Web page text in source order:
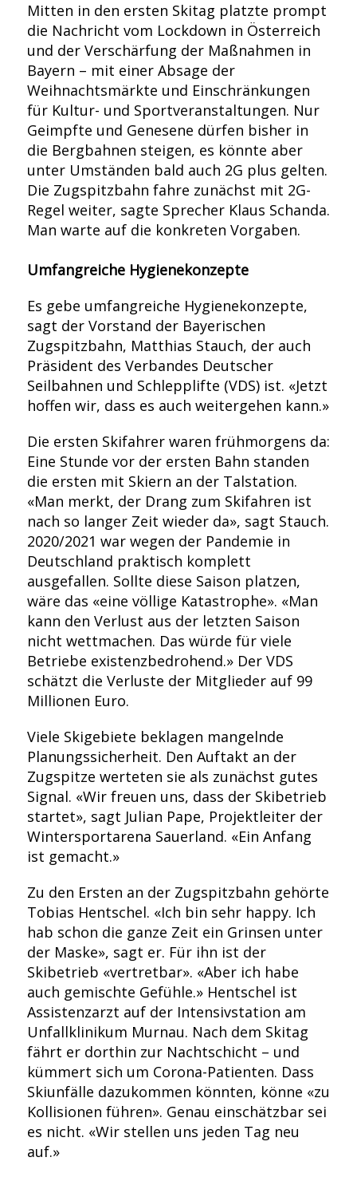
Mitten in den ersten Skitag platzte prompt
die Nachricht vom Lockdown in Österreich
und der Verschärfung der Maßnahmen in
Bayern – mit einer Absage der
Weihnachtsmärkte und Einschränkungen
für Kultur- und Sportveranstaltungen. Nur
Geimpfte und Genesene dürfen bisher in
die Bergbahnen steigen, es könnte aber
unter Umständen bald auch 2G plus gelten.
Die Zugspitzbahn fahre zunächst mit 2G-
Regel weiter, sagte Sprecher Klaus Schanda.
Man warte auf die konkreten Vorgaben.
Umfangreiche Hygienekonzepte
Es gebe umfangreiche Hygienekonzepte,
sagt der Vorstand der Bayerischen
Zugspitzbahn, Matthias Stauch, der auch
Präsident des Verbandes Deutscher
Seilbahnen und Schlepplifte (VDS) ist. «Jetzt
hoffen wir, dass es auch weitergehen kann.»
Die ersten Skifahrer waren frühmorgens da:
Eine Stunde vor der ersten Bahn standen
die ersten mit Skiern an der Talstation.
«Man merkt, der Drang zum Skifahren ist
nach so langer Zeit wieder da», sagt Stauch.
2020/2021 war wegen der Pandemie in
Deutschland praktisch komplett
ausgefallen. Sollte diese Saison platzen,
wäre das «eine völlige Katastrophe». «Man
kann den Verlust aus der letzten Saison
nicht wettmachen. Das würde für viele
Betriebe existenzbedrohend.» Der VDS
schätzt die Verluste der Mitglieder auf 99
Millionen Euro.
Viele Skigebiete beklagen mangelnde
Planungssicherheit. Den Auftakt an der
Zugspitze werteten sie als zunächst gutes
Signal. «Wir freuen uns, dass der Skibetrieb
startet», sagt Julian Pape, Projektleiter der
Wintersportarena Sauerland. «Ein Anfang
ist gemacht.»
Zu den Ersten an der Zugspitzbahn gehörte
Tobias Hentschel. «Ich bin sehr happy. Ich
hab schon die ganze Zeit ein Grinsen unter
der Maske», sagt er. Für ihn ist der
Skibetrieb «vertretbar». «Aber ich habe
auch gemischte Gefühle.» Hentschel ist
Assistenzarzt auf der Intensivstation am
Unfallklinikum Murnau. Nach dem Skitag
fährt er dorthin zur Nachtschicht – und
kümmert sich um Corona-Patienten. Dass
Skiunfälle dazukommen könnten, könne «zu
Kollisionen führen». Genau einschätzbar sei
es nicht. «Wir stellen uns jeden Tag neu
auf.»